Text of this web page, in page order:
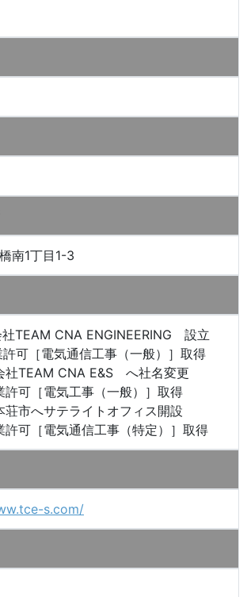
南1丁目1-3
TEAM CNA ENGINEERING 設立
可［電気通信工事（一般）］取得
TEAM CNA E&S へ社名変更
可［電気工事（一般）］取得
市へサテライトオフィス開設
可［電気通信工事（特定）］取得
s.com/